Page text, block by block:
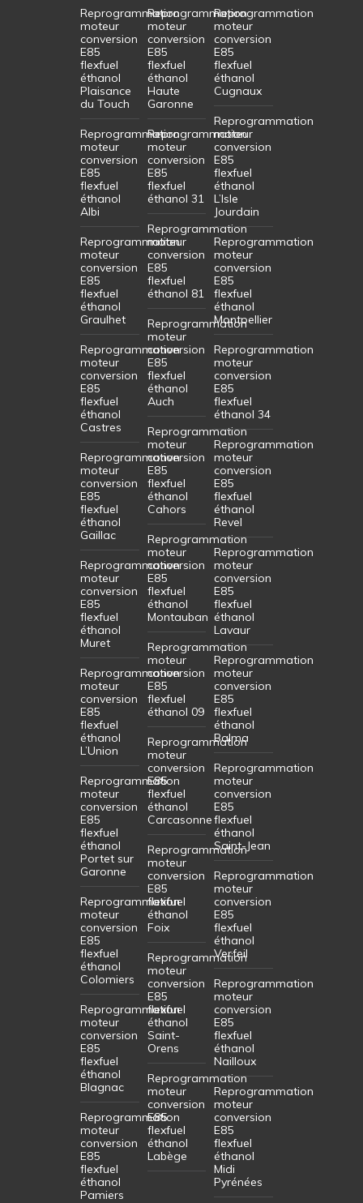
Reprogrammation
moteur
conversion
E85
flexfuel
éthanol
Plaisance
du Touch
Reprogrammation
moteur
conversion
E85
flexfuel
éthanol
Albi
Reprogrammation
moteur
conversion
E85
flexfuel
éthanol
Graulhet
Reprogrammation
moteur
conversion
E85
flexfuel
éthanol
Castres
Reprogrammation
moteur
conversion
E85
flexfuel
éthanol
Gaillac
Reprogrammation
moteur
conversion
E85
flexfuel
éthanol
Muret
Reprogrammation
moteur
conversion
E85
flexfuel
éthanol
L’Union
Reprogrammation
moteur
conversion
E85
flexfuel
éthanol
Portet sur
Garonne
Reprogrammation
moteur
conversion
E85
flexfuel
éthanol
Colomiers
Reprogrammation
moteur
conversion
E85
flexfuel
éthanol
Blagnac
Reprogrammation
moteur
conversion
E85
flexfuel
éthanol
Pamiers
Reprogrammation
moteur
conversion
E85
flexfuel
éthanol
Haute
Garonne
Reprogrammation
moteur
conversion
E85
flexfuel
éthanol 31
Reprogrammation
moteur
conversion
E85
flexfuel
éthanol 81
Reprogrammation
moteur
conversion
E85
flexfuel
éthanol
Auch
Reprogrammation
moteur
conversion
E85
flexfuel
éthanol
Cahors
Reprogrammation
moteur
conversion
E85
flexfuel
éthanol
Montauban
Reprogrammation
moteur
conversion
E85
flexfuel
éthanol 09
Reprogrammation
moteur
conversion
E85
flexfuel
éthanol
Carcasonne
Reprogrammation
moteur
conversion
E85
flexfuel
éthanol
Foix
Reprogrammation
moteur
conversion
E85
flexfuel
éthanol
Saint-
Orens
Reprogrammation
moteur
conversion
E85
flexfuel
éthanol
Labège
Reprogrammation
moteur
conversion
E85
flexfuel
éthanol
Cugnaux
Reprogrammation
moteur
conversion
E85
flexfuel
éthanol
L’Isle
Jourdain
Reprogrammation
moteur
conversion
E85
flexfuel
éthanol
Montpellier
Reprogrammation
moteur
conversion
E85
flexfuel
éthanol 34
Reprogrammation
moteur
conversion
E85
flexfuel
éthanol
Revel
Reprogrammation
moteur
conversion
E85
flexfuel
éthanol
Lavaur
Reprogrammation
moteur
conversion
E85
flexfuel
éthanol
Balma
Reprogrammation
moteur
conversion
E85
flexfuel
éthanol
Saint-Jean
Reprogrammation
moteur
conversion
E85
flexfuel
éthanol
Verfeil
Reprogrammation
moteur
conversion
E85
flexfuel
éthanol
Nailloux
Reprogrammation
moteur
conversion
E85
flexfuel
éthanol
Midi
Pyrénées